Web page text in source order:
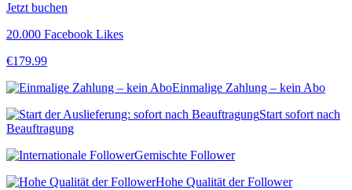
Jetzt buchen
20.000 Facebook Likes
€179.99
Einmalige Zahlung – kein Abo
Start sofort nach
Beauftragung
Gemischte Follower
Hohe Qualität der Follower